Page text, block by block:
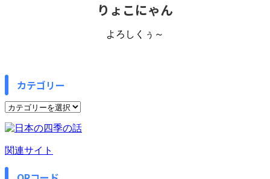
りょこにゃん
よろしくぅ～
カテゴリー
カ
ゴ
リ
ー
関連サイト